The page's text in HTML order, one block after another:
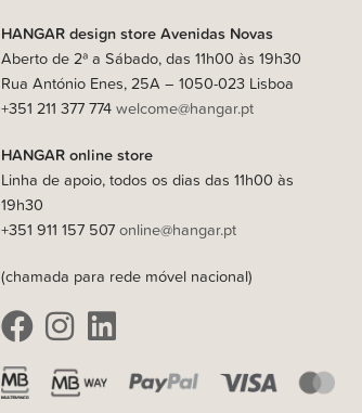
HANGAR design store Avenidas Novas
Aberto de 2ª a Sábado, das 11h00 às 19h30
Rua António Enes, 25A – 1050-023 Lisboa
+351 211 377 774welcome@hangar.pt
HANGAR online store
Linha de apoio, todos os dias das 11h00 às
19h30
+351 911 157 507online@hangar.pt
(chamada para rede móvel nacional)